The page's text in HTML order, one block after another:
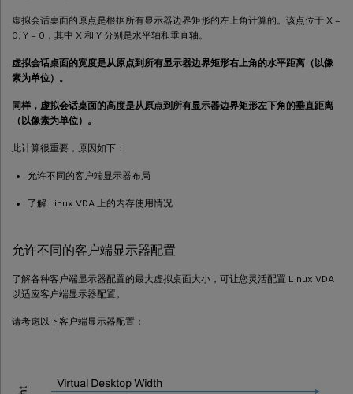
虚拟会话桌面的原点是根据所有显示器边界矩形的左上角计算的。该点位于 X =
0, Y = 0，其中 X 和 Y 分别是水平轴和垂直轴。
虚拟会话桌面的宽度是从原点到所有显示器边界矩形右上角的水平距离（以像
素为单位）。
同样，虚拟会话桌面的高度是从原点到所有显示器边界矩形左下角的垂直距离
（以像素为单位）。
此计算很重要，原因如下：
允许不同的客户端显示器布局
了解 Linux VDA 上的内存使用情况
允许不同的客户端显示器配置
了解各种客户端显示器配置的最大虚拟桌面大小，可让您灵活配置 Linux VDA
以适应客户端显示器配置。
请考虑以下客户端显示器配置：